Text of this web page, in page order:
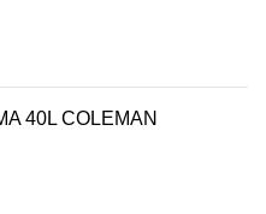
40L COLEMAN